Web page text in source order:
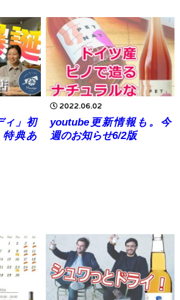
ィ」初
典あ
2022.06.02
youtube更新情報も。今
週のお知らせ6/2版